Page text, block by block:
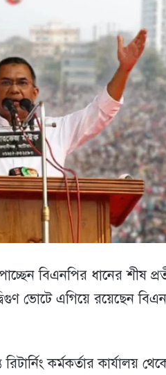
বিএনপির ধানের শীষ
ভোটে এগিয়ে রয়েছেন
কর্মকর্তার কার্যালয়